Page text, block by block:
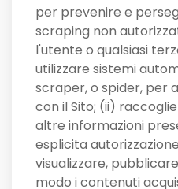
per prevenire e
scraping non
l'utente o qualsiasi
utilizzare sistemi
scraper, o spider, per
con il Sito; (ii)
altre informazioni
esplicita
visualizzare,
modo i contenuti